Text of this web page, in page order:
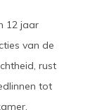
12 jaar
van de
rust
tot